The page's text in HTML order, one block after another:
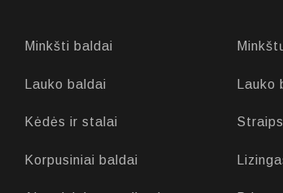
Minkšti baldai
Lauko baldai
Kėdės ir stalai
Korpusiniai baldai